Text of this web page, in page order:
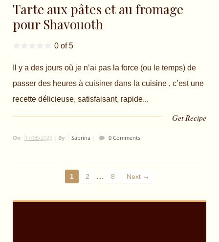
Tarte aux pâtes et au fromage
pour Shavouoth
0 of 5
Il y a des jours où je n’ai pas la force (ou le temps) de
passer des heures à cuisiner dans la cuisine , c’est une
recette délicieuse, satisfaisant, rapide...
Get Recipe
On 17/05/2023 | By Sabrina| 0 Comments
1 2 … 8 Next →